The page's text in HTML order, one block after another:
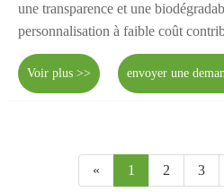
une transparence et une
personnalisation à faible coût
Voir plus >> envoyer une
« 1 2 3